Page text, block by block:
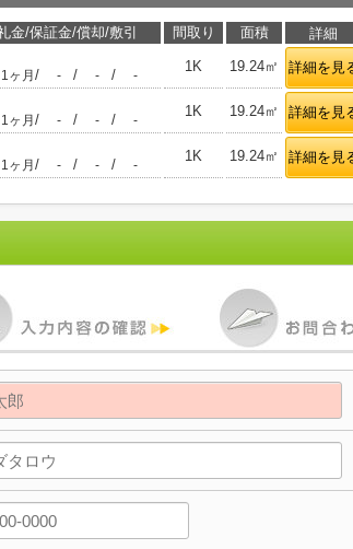
金/保証金/償却/敷引 間取り 面積 詳細
1ヶ月 / - / - / -
1K 19.24㎡ 詳細を見
1ヶ月 / - / - / -
1K 19.24㎡ 詳細を見
1ヶ月 / - / - / -
1K 19.24㎡ 詳細を見